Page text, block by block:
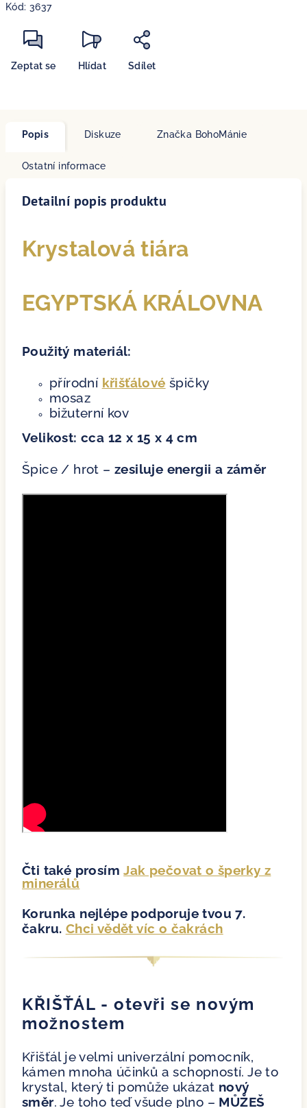
Kód: 3637
Zeptat se Hlídat Sdílet
Popis Diskuze Značka BohoMánie
Ostatní informace
Detailní popis produktu
Krystalová tiára
EGYPTSKÁ KRÁLOVNA
Použitý materiál:
přírodní křišťálové špičky
mosaz
bižuterní kov
Velikost: cca 12 x 15 x 4 cm
Špice / hrot – zesiluje energii a záměr
Čti také prosímJak pečovat o šperky z
minerálů
Korunka nejlépe podporuje tvou 7.
čakru. Chci vědět víc o čakrách
KŘIŠŤÁL - otevři se novým
možnostem
Křišťál je velmi univerzální pomocník,
kámen mnoha účinků a schopností. Je to
krystal, který ti pomůže ukázat nový
směr. Je toho teď všude plno – MŮŽEŠ